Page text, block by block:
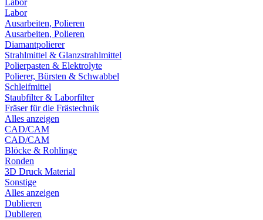
Labor
Labor
Ausarbeiten, Polieren
Ausarbeiten, Polieren
Diamantpolierer
Strahlmittel & Glanzstrahlmittel
Polierpasten & Elektrolyte
Polierer, Bürsten & Schwabbel
Schleifmittel
Staubfilter & Laborfilter
Fräser für die Frästechnik
Alles anzeigen
CAD/CAM
CAD/CAM
Blöcke & Rohlinge
Ronden
3D Druck Material
Sonstige
Alles anzeigen
Dublieren
Dublieren